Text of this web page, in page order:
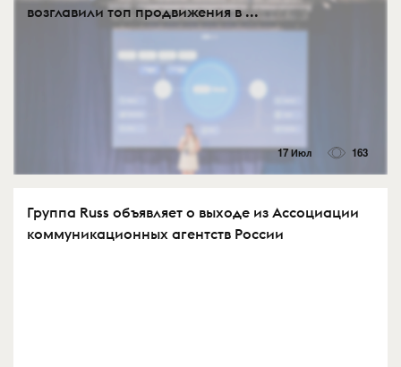
возглавили топ продвижения в ...
17 Июл 163
Группа Russ объявляет о выходе из Ассоциации
коммуникационных агентств России